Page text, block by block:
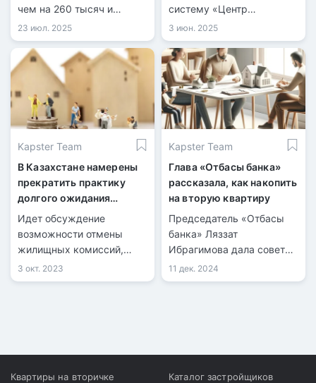
чем на 260 тысяч и
приближается к миллиону
человек.
23 июл. 2025
систему «Центр
обеспечения жилищем»
на портале
orken.otbasybank.kz
встали на учет в качестве
нуждающихся в жилье 83
646 казахстанцев.
3 июн. 2025
Kapster Team
В Казахстане намерены
прекратить практику
долгого ожидания
льготного жилья в
течение 15-20 лет
Идет обсуждение
возможности отмены
жилищных комиссий,
функционирующих при
акиматах.
3 окт. 2023
Kapster Team
Глава «Отбасы банка»
рассказала, как накопить
на вторую квартиру
Председатель «Отбасы
банка» Ляззат
Ибрагимова дала советы
по покупке второго
жилья.
11 дек. 2024
Квартиры на вторичке
Каталог застройщиков